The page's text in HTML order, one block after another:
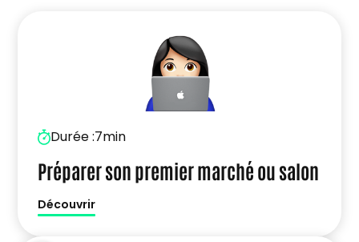
Durée :7min
Préparer son premier marché ou salon
Découvrir